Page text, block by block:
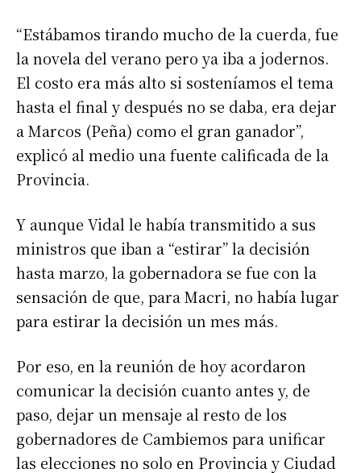
“Estábamos tirando mucho de la cuerda, fue
la novela del verano pero ya iba a jodernos.
El costo era más alto si sosteníamos el tema
hasta el final y después no se daba, era dejar
a Marcos (Peña) como el gran ganador”,
explicó al medio una fuente calificada de la
Provincia.
Y aunque Vidal le había transmitido a sus
ministros que iban a “estirar” la decisión
hasta marzo, la gobernadora se fue con la
sensación de que, para Macri, no había lugar
para estirar la decisión un mes más.
Por eso, en la reunión de hoy acordaron
comunicar la decisión cuanto antes y, de
paso, dejar un mensaje al resto de los
gobernadores de Cambiemos para unificar
las elecciones no solo en Provincia y Ciudad